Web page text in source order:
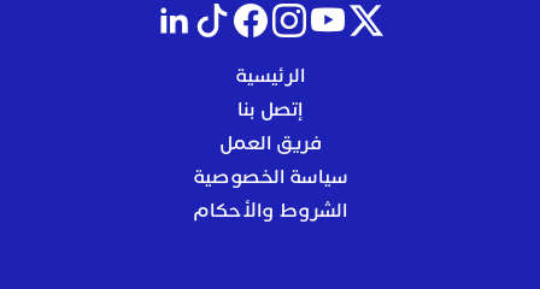
الرئيسية
إتصل بنا
فريق العمل
سياسة الخصوصية
الشروط والأحكام